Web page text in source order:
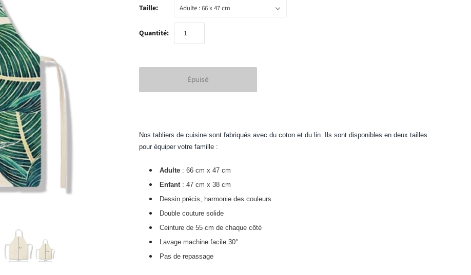
Taille: Adulte : 66 x 47 cm
Quantité:
Nos tabliers de cuisine sont fabriqués avec du coton et du lin. Ils sont disponibles en deux tailles
pour équiper votre famille :
Adulte : 66 cm x 47 cm
Enfant : 47 cm x 38 cm
Dessin précis, harmonie des couleurs
Double couture solide
Ceinture de 55 cm de chaque côté
Lavage machine facile 30°
Pas de repassage